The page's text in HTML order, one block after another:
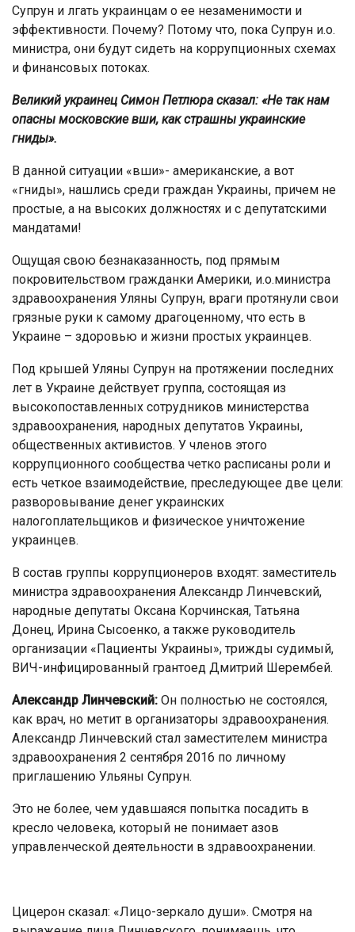
Супрун и лгать украинцам о ее незаменимости и
эффективности. Почему? Потому что, пока Супрун и.о.
министра, они будут сидеть на коррупционных схемах
и финансовых потоках.
Великий украинец Симон Петлюра сказал: «Не так нам
опасны московские вши, как страшны украинские
гниды».
В данной ситуации «вши»- американские, а вот
«гниды», нашлись среди граждан Украины, причем не
простые, а на высоких должностях и с депутатскими
мандатами!
Ощущая свою безнаказанность, под прямым
покровительством гражданки Америки, и.о.министра
здравоохранения Уляны Супрун, враги протянули свои
грязные руки к самому драгоценному, что есть в
Украине – здоровью и жизни простых украинцев.
Под крышей Уляны Супрун на протяжении последних
лет в Украине действует группа, состоящая из
высокопоставленных сотрудников министерства
здравоохранения, народных депутатов Украины,
общественных активистов. У членов этого
коррупционного сообщества четко расписаны роли и
есть четкое взаимодействие, преследующее две цели:
разворовывание денег украинских
налогоплательщиков и физическое уничтожение
украинцев.
В состав группы коррупционеров входят: заместитель
министра здравоохранения Александр Линчевский,
народные депутаты Оксана Корчинская, Татьяна
Донец, Ирина Сысоенко, а также руководитель
организации «Пациенты Украины», трижды судимый,
ВИЧ-инфицированный грантоед Дмитрий Шерембей.
Александр Линчевский: Он полностью не состоялся,
как врач, но метит в организаторы здравоохранения.
Александр Линчевский стал заместителем министра
здравоохранения 2 сентября 2016 по личному
приглашению Ульяны Супрун.
Это не более, чем удавшаяся попытка посадить в
кресло человека, который не понимает азов
управленческой деятельности в здравоохранении.
Цицерон сказал: «Лицо-зеркало души». Смотря на